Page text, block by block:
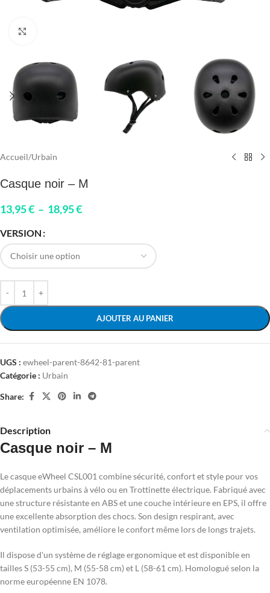
Accueil/Urbain
Casque noir – M
13,95€ – 18,95€
VERSION
AJOUTER AU PANIER
UGS : ewheel-parent-8642-81-parent
Catégorie : Urbain
Share:
Description
Casque noir – M
Le casque eWheel CSL001 combine sécurité, confort et style pour vos
déplacements urbains à vélo ou en Trottinette électrique. Fabriqué avec
une structure résistante en ABS et une couche intérieure en EPS, il offre
une excellente absorption des chocs. Son design respirant, avec
ventilation optimisée, améliore le confort même lors de longs trajets.
Il dispose d'un système de réglage ergonomique et est disponible en
tailles S (53-55 cm), M (55-58 cm) et L (58-61 cm). Homologué selon la
norme européenne EN 1078.